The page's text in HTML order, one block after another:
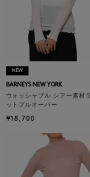
NEW
BARNEYS NEW YORK
ウォッシャブル シアー素材
ットプルオーバー
¥18,700